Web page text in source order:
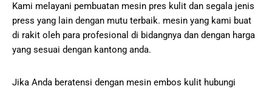
Kami melayani pembuatan mesin pres kulit dan segala jenis
press yang lain dengan mutu terbaik. mesin yang kami buat
di rakit oleh para profesional di bidangnya dan dengan harga
yang sesuai dengan kantong anda.
Jika Anda beratensi dengan mesin embos kulit hubungi